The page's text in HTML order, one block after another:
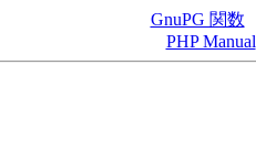
GnuPG 関数
PHP Manual